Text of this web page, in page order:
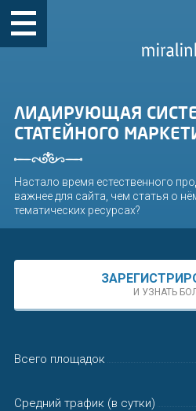
ЛИДИРУЮЩАЯ
СТАТЕЙНОГО
Настало время естественного
важнее для сайта, чем статья о
тематических ресурсах?
И УЗНАТЬ
Всего площадок
Средний трафик (в сутки)